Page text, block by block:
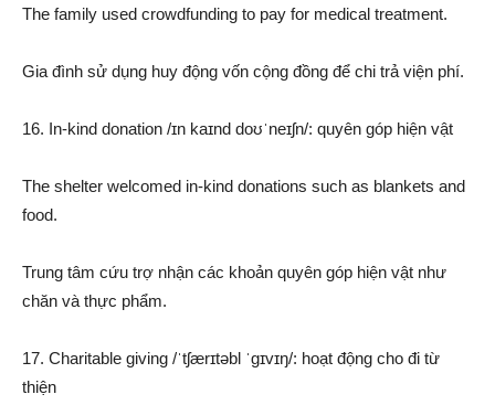
The family used crowdfunding to pay for medical treatment.
Gia đình sử dụng huy động vốn cộng đồng để chi trả viện phí.
16. In-kind donation /ɪn kaɪnd doʊˈneɪʃn/: quyên góp hiện vật
The shelter welcomed in-kind donations such as blankets and
food.
Trung tâm cứu trợ nhận các khoản quyên góp hiện vật như
chăn và thực phẩm.
17. Charitable giving /ˈtʃærɪtəbl ˈɡɪvɪŋ/: hoạt động cho đi từ
thiện